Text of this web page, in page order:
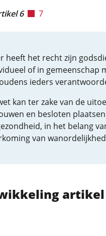
6 7
heeft het recht zijn
of in gemeenschap
ieders
kan ter zake van de
en besloten
in het belang
van
artikel